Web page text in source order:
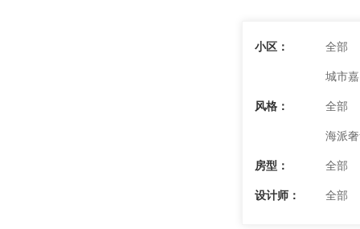
小区：
全部
城市
风格：
全部
海派
房型：
全部
设计师：
全部